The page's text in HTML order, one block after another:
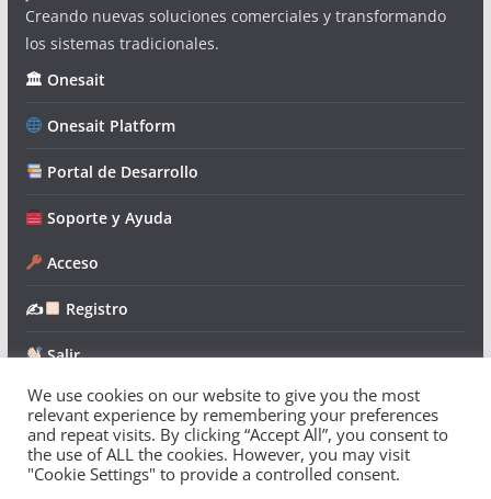
Creando nuevas soluciones comerciales y transformando
los sistemas tradicionales.
🏛 Onesait
Onesait Platform
Portal de Desarrollo
Soporte y Ayuda
Acceso
✍ Registro
Salir
Copyright © 2026Onesait Platform Community. Todos los
We use cookies on our website to give you the most
relevant experience by remembering your preferences
and repeat visits. By clicking “Accept All”, you consent to
the use of ALL the cookies. However, you may visit
"Cookie Settings" to provide a controlled consent.